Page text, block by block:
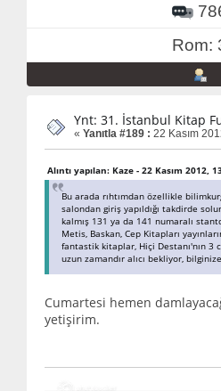
Rom:
Ynt: 31. İstanbul Kitap
« Yanıtla #189 : 22 Kasım
Alıntı yapılan: Kaze - 22 Kasım 2012,
Bu arada rıhtımdan özellikle
salondan giriş yapıldığı takdirde
kalmış 131 ya da 141 numaralı
Metis, Baskan, Cep Kitapları
fantastik kitaplar, Hiçi Destanı'nın 3
uzun zamandır alıcı bekliyor,
Cumartesi hemen
yetişirim.